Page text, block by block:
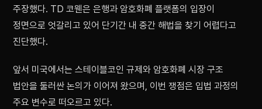
주장했다. TD 코웬은 은행과 암호화폐 플랫폼의 입장이
정면으로 엇갈리고 있어 단기간 내 중간 해법을 찾기 어렵다고
진단했다.
앞서 미국에서는 스테이블코인 규제와 암호화폐 시장 구조
법안을 둘러싼 논의가 이어져 왔으며, 이번 쟁점은 입법 과정의
주요 변수로 떠오르고 있다.